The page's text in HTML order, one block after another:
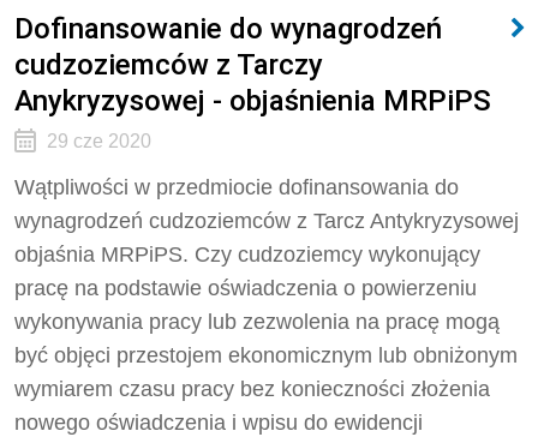
Dofinansowanie do wynagrodzeń
cudzoziemców z Tarczy
Anykryzysowej - objaśnienia MRPiPS
29 cze 2020
Wątpliwości w przedmiocie dofinansowania do
wynagrodzeń cudzoziemców z Tarcz Antykryzysowej
objaśnia MRPiPS. Czy cudzoziemcy wykonujący
pracę na podstawie oświadczenia o powierzeniu
wykonywania pracy lub zezwolenia na pracę mogą
być objęci przestojem ekonomicznym lub obniżonym
wymiarem czasu pracy bez konieczności złożenia
nowego oświadczenia i wpisu do ewidencji